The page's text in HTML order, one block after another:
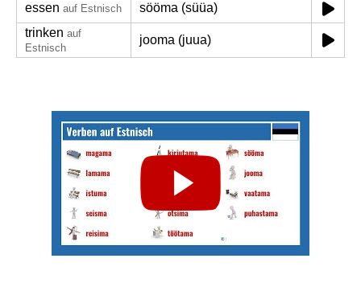
essen auf Estnisch
sööma (süüa)
trinken auf
Estnisch
jooma (juua)